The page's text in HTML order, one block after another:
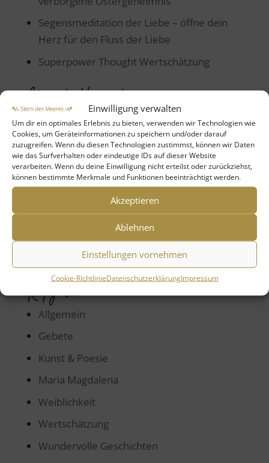
Einwilligung verwalten
Um dir ein optimales Erlebnis zu bieten, verwenden wir Technologien wie
Cookies, um Geräteinformationen zu speichern und/oder darauf
zuzugreifen. Wenn du diesen Technologien zustimmst, können wir Daten
wie das Surfverhalten oder eindeutige IDs auf dieser Website
verarbeiten. Wenn du deine Einwilligung nicht erteilst oder zurückziehst,
können bestimmte Merkmale und Funktionen beeinträchtigt werden.
Akzeptieren
Ablehnen
Einstellungen vornehmen
Cookie-RichtlinieDatenschutzerklärungImpressum
Segensmeditation der Liebe – öffne dein
Herz für den Fluss der Liebe
Superpower Thought Wertschätzung
Neueste Kommentare
Brigittzu Maria Magdalena – die Kraft des
Segnens & Salbens
Marion HellwigzuVom Traum zum Tun
Gabriele UngerzuVom Traum zum Tun
zuMaria Magdalena –
Pionierin der Liebe, Mut und Wahrheit
Marion HellwigzuMutter Maria – Leben
mit der Kraft Gottes
Kategorien
Allgemein
Gebete
Kunst & Poesie
Maria Magdalena
Weiblichkeit
Wertschätzung
Wundervolle Geschichten